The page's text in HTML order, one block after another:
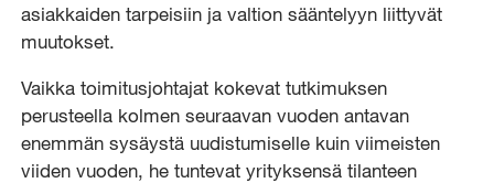
asiakkaiden tarpeisiin ja valtion sääntelyyn liittyvät
muutokset.
Vaikka toimitusjohtajat kokevat tutkimuksen
perusteella kolmen seuraavan vuoden antavan
enemmän sysäystä uudistumiselle kuin viimeisten
viiden vuoden, he tuntevat yrityksensä tilanteen